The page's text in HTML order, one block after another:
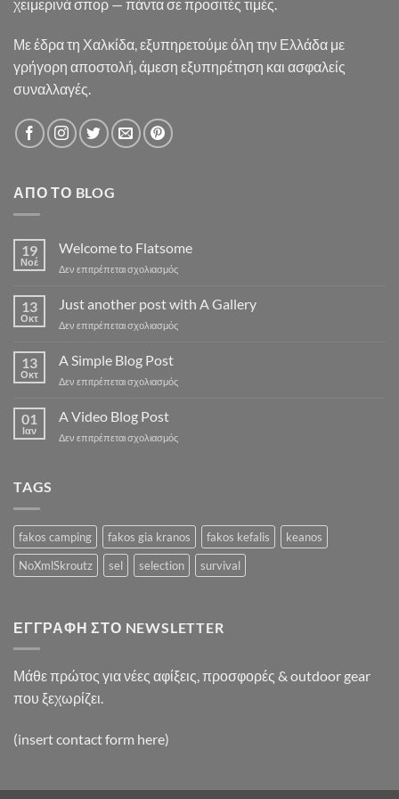
χειμερινά σπορ — πάντα σε προσιτές τιμές.
Με έδρα τη Χαλκίδα, εξυπηρετούμε όλη την Ελλάδα με
γρήγορη αποστολή, άμεση εξυπηρέτηση και ασφαλείς
συναλλαγές.
ΑΠΌ ΤΟ BLOG
19
Νοέ
Welcome to Flatsome
Δεν επιτρέπεται σχολιασμόςστο
to
Flatsome
13
Οκτ
Just another post with A Gallery
Δεν επιτρέπεται σχολιασμόςστο
with
13
Οκτ
A Simple Blog Post
Δεν επιτρέπεται σχολιασμόςστο
Post
01
Ιαν
A Video Blog Post
Δεν επιτρέπεται σχολιασμόςστο
TAGS
fakos camping fakos gia kranos fakos kefalis
keanos
NoXmlSkroutz
sel selection survival
ΕΓΓΡΑΦΉ ΣΤΟ NEWSLETTER
Μάθε πρώτος για νέες αφίξεις, προσφορές & outdoor gear
που ξεχωρίζει.
(insert contact form here)